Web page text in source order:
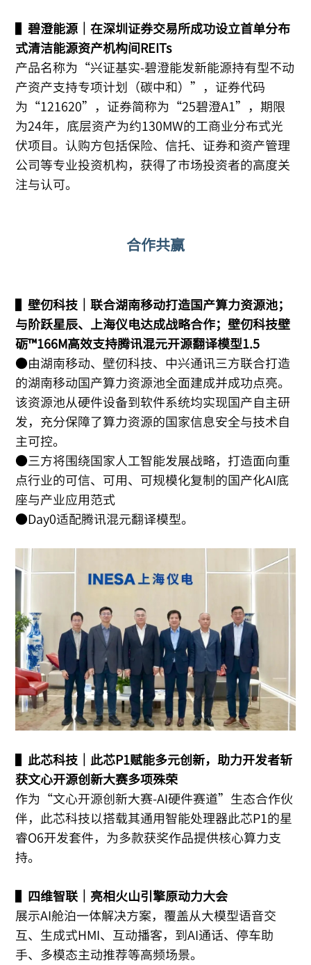
▌碧澄能源｜在深圳证券交易所成功设立首单分布
式清洁能源资产机构间REITs
产品名称为“兴证基实-碧澄能发新能源持有型不动
产资产支持专项计划（碳中和）”，证券代码
为“121620”，证券简称为“25碧澄A1”，期限
为24年，底层资产为约130MW的工商业分布式光
伏项目。认购方包括保险、信托、证券和资产管理
公司等专业投资机构，获得了市场投资者的高度关
注与认可。
合作共赢
▌壁仞科技｜联合湖南移动打造国产算力资源池；
与阶跃星辰、上海仪电达成战略合作；壁仞科技壁
砺™166M高效支持腾讯混元开源翻译模型1.5
●由湖南移动、壁仞科技、中兴通讯三方联合打造
的湖南移动国产算力资源池全面建成并成功点亮。
该资源池从硬件设备到软件系统均实现国产自主研
发，充分保障了算力资源的国家信息安全与技术自
主可控。
●三方将围绕国家人工智能发展战略，打造面向重
点行业的可信、可用、可规模化复制的国产化AI底
座与产业应用范式
●Day0适配腾讯混元翻译模型。
▌ 此芯科技｜此芯P1赋能多元创新，助力开发者斩
获文心开源创新大赛多项殊荣
作为“文心开源创新大赛-AI硬件赛道”生态合作伙
伴，此芯科技以搭载其通用智能处理器此芯P1的星
睿O6开发套件，为多款获奖作品提供核心算力支
持。
▌ 四维智联｜亮相火山引擎原动力大会
展示AI舱泊一体解决方案，覆盖从大模型语音交
互、生成式HMI、互动播客，到AI通话、停车助
手、多模态主动推荐等高频场景。